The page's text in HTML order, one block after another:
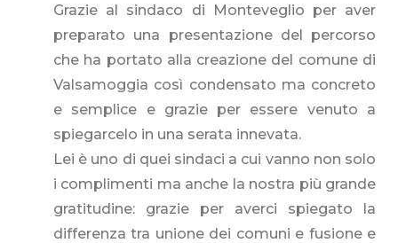
Grazie al sindaco di Monteveglio per aver
preparato una presentazione del percorso
che ha portato alla creazione del comune di
Valsamoggia così condensato ma concreto
e semplice e grazie per essere venuto a
spiegarcelo in una serata innevata.
Lei è uno di quei sindaci a cui vanno non solo
i complimenti ma anche la nostra più grande
gratitudine: grazie per averci spiegato la
differenza tra unione dei comuni e fusione e